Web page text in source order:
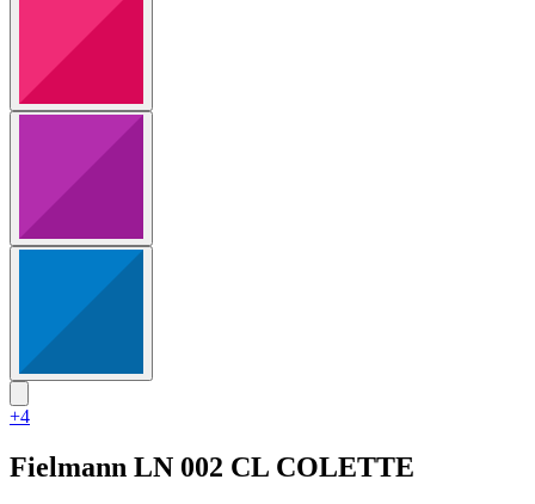
+4
Fielmann LN 002 CL COLETTE